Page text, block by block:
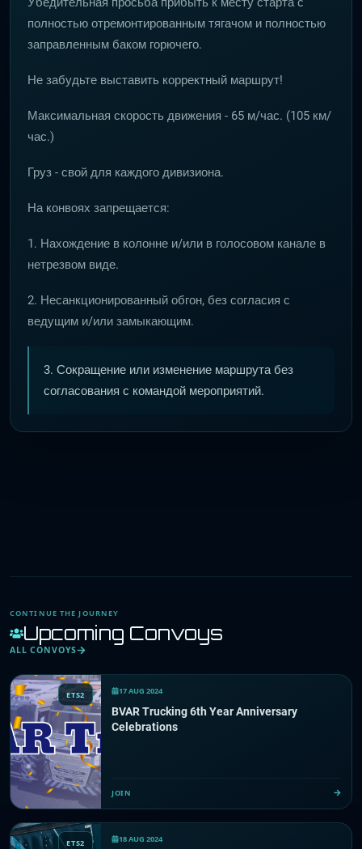
полностью отремонтированным тягачом и полностью
заправленным баком горючего.
Не забудьте выставить корректный маршрут!
Максимальная скорость движения - 65 м/час. (105 км/
час.)
Груз - свой для каждого дивизиона.
На конвоях запрещается:
1. Нахождение в колонне и/или в голосовом канале в
нетрезвом виде.
2. Несанкционированный обгон, без согласия с
ведущим и/или замыкающим.
3. Сокращение или изменение маршрута без
согласования с командой мероприятий.
CONTINUE THE JOURNEY
Upcoming Convoys
ALL CONVOYS
ETS2 17 AUG 2024
BVAR Trucking 6th Year Anniversary
Celebrations
JOIN
ETS2 18 AUG 2024